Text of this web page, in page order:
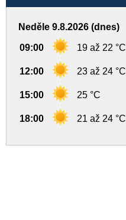
Neděle 9.8.2026 (dnes)
09:00 19 až 22 °C
12:00 23 až 24 °C
15:00 25 °C
18:00 21 až 24 °C